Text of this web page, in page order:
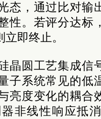
态，通过比对输
性。若评分达标
即终止。
晶圆工艺集成信
子系统常见的低
亮度变化的耦合
非线性响应抵